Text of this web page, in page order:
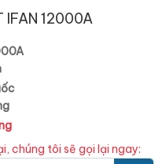
IFAN 12000A
chúng tôi sẽ gọi lại ngay: